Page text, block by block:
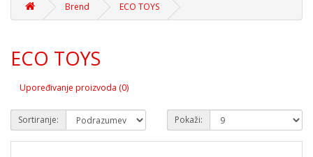
Brend ECO TOYS
ECO TOYS
Upoređivanje proizvoda (0)
Sortiranje: Pokaži: